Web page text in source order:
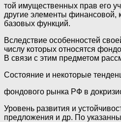
той имущественных прав его
другие элементы финансовой,
базовых функций.
Вследствие особенностей
числу которых относятся
В связи с этим предметом
Состояние и некоторые
фондового рынка РФ в
Уровень развития и
предложения и др. По